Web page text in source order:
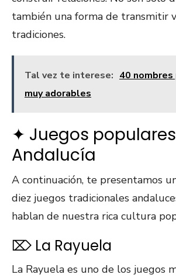
también una forma de transmitir
tradiciones.
Tal vez te interese: 40
muy adorables
✦ Juegos
Andalucía
A continuación, te presentamos
diez juegos tradicionales
hablan de nuestra rica cultura
⌦ La Rayuela
La Rayuela es uno de los juegos